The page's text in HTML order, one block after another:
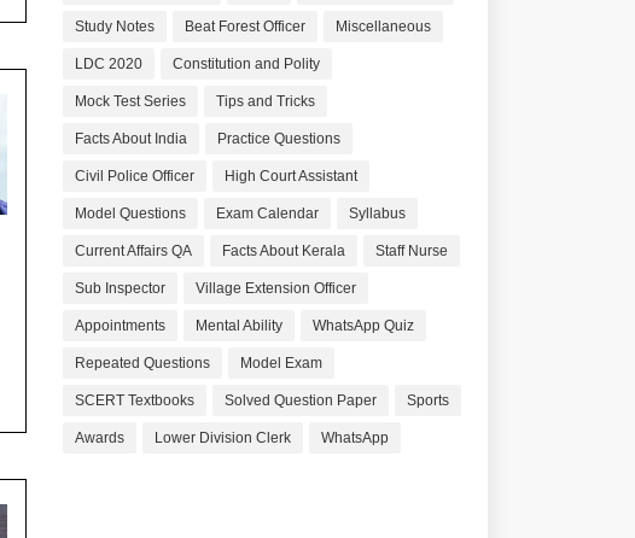
Study Notes Beat Forest Officer Miscellaneous
LDC 2020 Constitution and Polity
Mock Test Series Tips and Tricks
Facts About India Practice Questions
Civil Police Officer High Court Assistant
Model Questions Exam Calendar Syllabus
Current Affairs QA Facts About Kerala Staff Nurse
Sub Inspector Village Extension Officer
Appointments Mental Ability WhatsApp Quiz
Repeated Questions Model Exam
SCERT Textbooks Solved Question Paper Sports
Awards Lower Division Clerk WhatsApp